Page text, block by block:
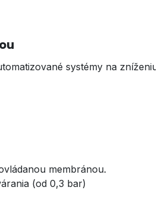
systémy na
membránou.
(od 0,3 bar)